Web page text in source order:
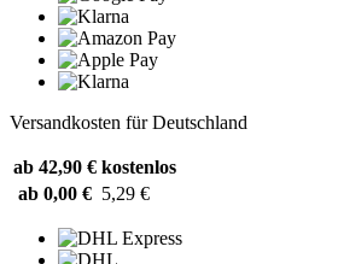
Versandkosten für Deutschland
ab 42,90 € kostenlos
ab 0,00 € 5,29 €